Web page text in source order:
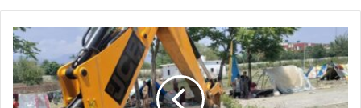
अतिक्रमण
पर
जिला
प्रशासन
की